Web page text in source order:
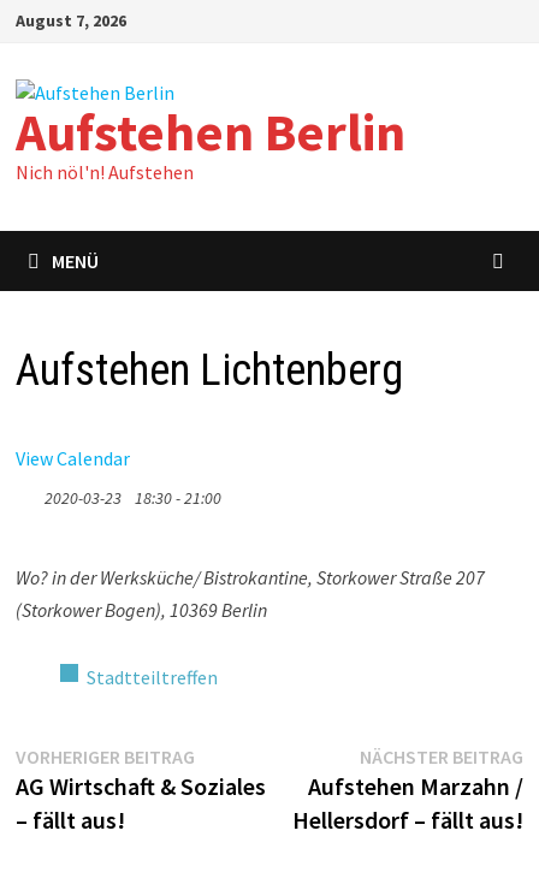
ZumAugust 7, 2026
Aufstehen Berlin
Nich nöl'n! Aufstehen
MENÜ
Aufstehen Lichtenberg
View Calendar
2020-03-23 18:30 - 21:00
Wo? in der Werksküche/ Bistrokantine, Storkower Straße 207
(Storkower Bogen), 10369 Berlin
Stadtteiltreffen
Beitragsnavigation
VORHERIGER BEITRAGVorheriger
Beitrag:
AG Wirtschaft & Soziales
– fällt aus!
NÄCHSTER BEITRAG
Aufstehen Marzahn /
Hellersdorf – fällt aus!